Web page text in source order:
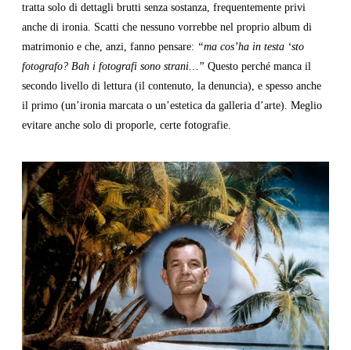
tratta solo di dettagli brutti senza sostanza, frequentemente privi
anche di ironia. Scatti che nessuno vorrebbe nel proprio album di
matrimonio e che, anzi, fanno pensare: “ma cos’ha in testa ‘sto
fotografo? Bah i fotografi sono strani…” Questo perché manca il
secondo livello di lettura (il contenuto, la denuncia), e spesso anche
il primo (un’ironia marcata o un’estetica da galleria d’arte). Meglio
evitare anche solo di proporle, certe fotografie.